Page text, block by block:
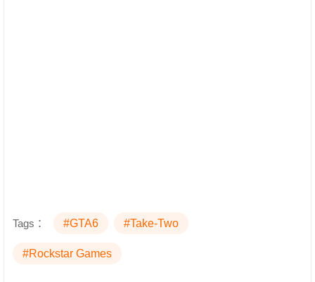
Tags： #GTA6 #Take-Two
#Rockstar Games